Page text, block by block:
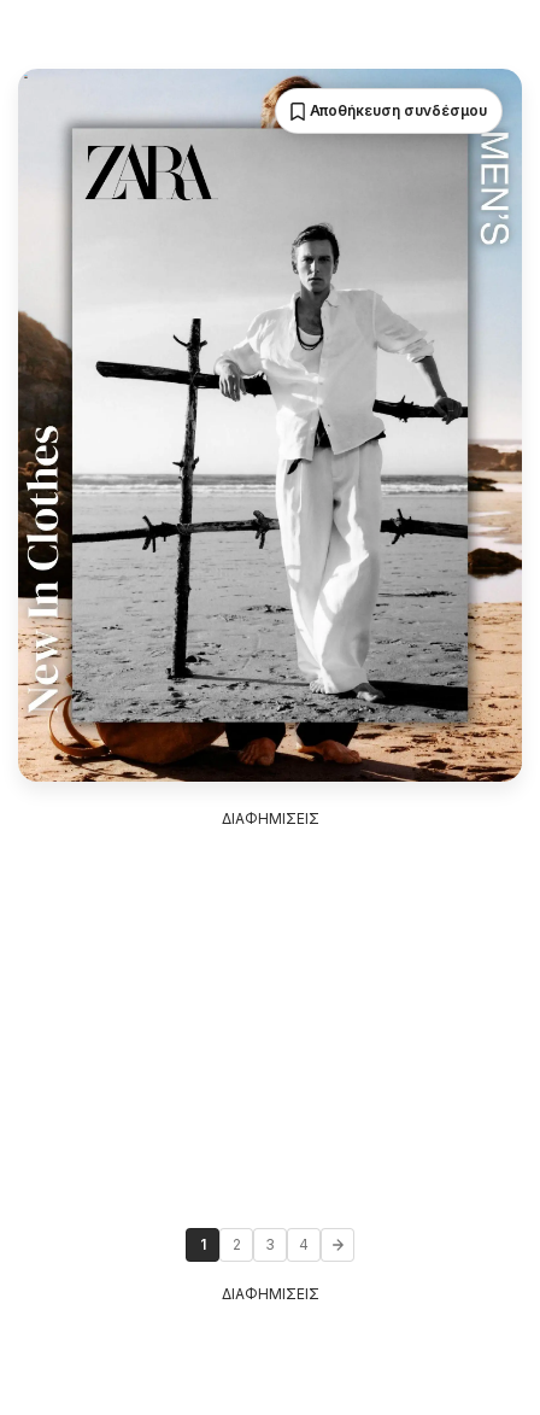
Αποθήκευση συνδέσμου
ΔΙΑΦΗΜΙΣΕΙΣ
1 2 3 4
ΔΙΑΦΗΜΙΣΕΙΣ